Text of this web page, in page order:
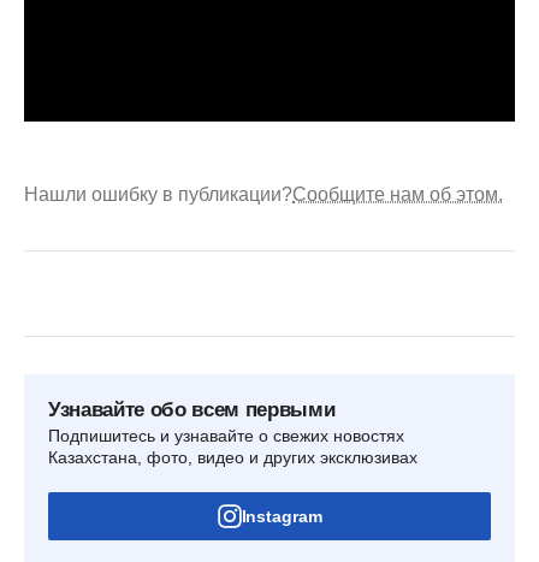
Нашли ошибку в публикации?Сообщите нам об этом.
Узнавайте обо всем первыми
Подпишитесь и узнавайте о свежих новостях
Казахстана, фото, видео и других эксклюзивах
Instagram